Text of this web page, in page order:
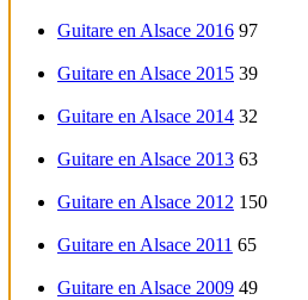
Guitare en Alsace 2016 97
Guitare en Alsace 2015 39
Guitare en Alsace 2014 32
Guitare en Alsace 2013 63
Guitare en Alsace 2012 150
Guitare en Alsace 2011 65
Guitare en Alsace 2009 49